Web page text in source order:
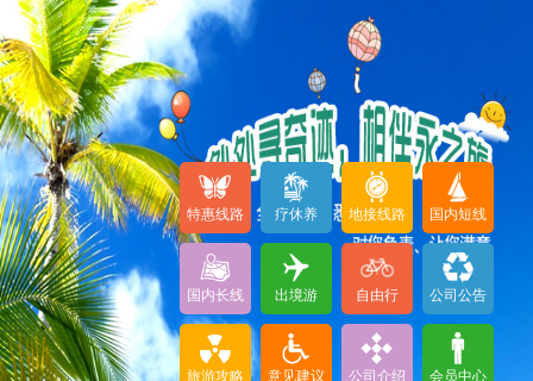
特惠线路 疗休养 地接线路 国内短线
国内长线 出境游 自由行 公司公告
旅游攻略 意见建议 公司介绍 会员中心